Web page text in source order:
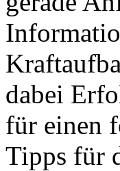
dabei
für einen
Tipps für